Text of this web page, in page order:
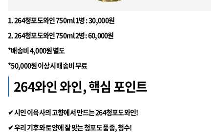
1. 264청포도와인 750ml 1병 : 30,000원
2. 264청포도와인 750ml 2병: 60,000원
*배송비 4,000원 별도
*50,000원 이상시 배송비 무료
264와인 와인, 핵심 포인트
✔ 시인 이육사의 고향에서 만드는 264청포도와인!
✔ 우리 기후와 토양에 잘 맞는 청포도 품종, 청수!